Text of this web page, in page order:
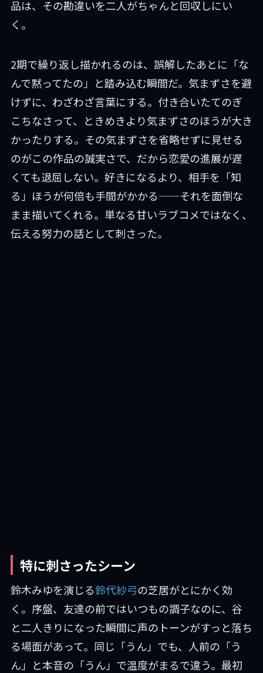
品は、その勘違いを二人がちゃんと回収しにい
く。
2期で繰り返し描かれるのは、誤解したあとに「な
んで黙ってたの」と踏み込む瞬間だ。気まずさを避
けずに、わざわざ言葉にする。付き合いたてのぎ
こちなさって、ときめきより気まずさのほうが大き
かったりする。その気まずさを省略せずに見せる
のがこの作品の誠実さで、だから恋愛の進展が遅
くても退屈しない。好きになるより、相手を「知
る」ほうが何倍も手間がかかる——それを面倒な
まま描いてくれる。単なる甘いラブコメではなく、
伝える努力の話として刺さった。
特に刺さったシーン
鈴木みゆを演じる鈴代紗弓の芝居がとにかく効
く。序盤、友達の前ではいつもの調子なのに、谷
と二人きりになった瞬間に声のトーンがすっと落ち
る場面があって。同じ「うん」でも、人前の「う
ん」と本音の「うん」で温度がまるで違う。最初